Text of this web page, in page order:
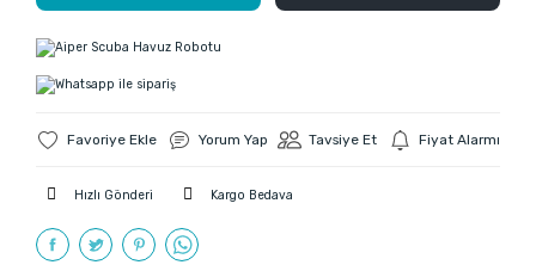
Yorum Yap Tavsiye Et Fiyat Alarmı
Hızlı Gönderi Kargo Bedava